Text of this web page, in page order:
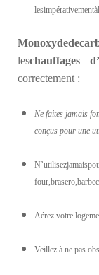
Monoxydede
leschauffages d
correctement :
Ne faites jamais
conçus pour une
Aérez votre
Veillez à ne pas